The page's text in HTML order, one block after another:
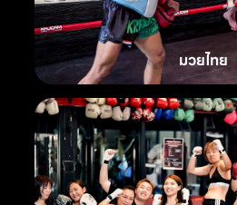
มวยไทย